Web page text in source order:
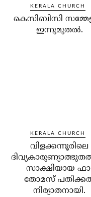
KERALA CHURCH
കെസിബിസി
ഇന്നുമുതല്‍.
KERALA CHURCH
വിളക്കന്നൂരിലെ
സാക്ഷിയായ
തോമസ്
നിര്യാതനായി.